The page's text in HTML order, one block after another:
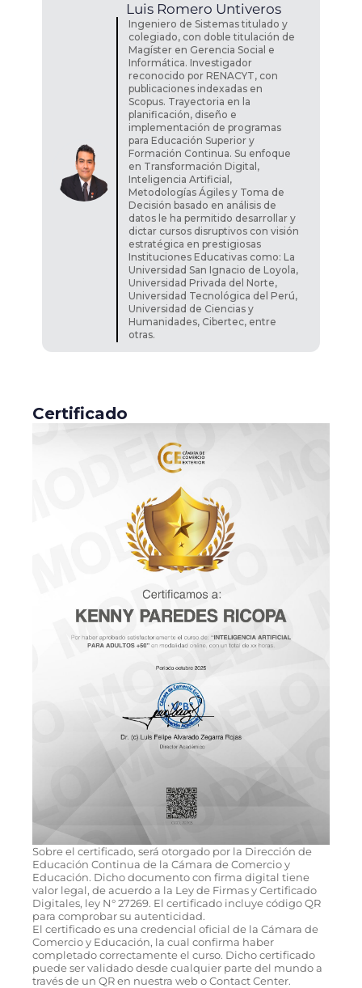
Luis Romero Untiveros
Ingeniero de Sistemas titulado y
colegiado, con doble titulación de
Magíster en Gerencia Social e
Informática. Investigador
reconocido por RENACYT, con
publicaciones indexadas en
Scopus. Trayectoria en la
planificación, diseño e
implementación de programas
para Educación Superior y
Formación Continua. Su enfoque
en Transformación Digital,
Inteligencia Artificial,
Metodologías Ágiles y Toma de
Decisión basado en análisis de
datos le ha permitido desarrollar y
dictar cursos disruptivos con visión
estratégica en prestigiosas
Instituciones Educativas como: La
Universidad San Ignacio de Loyola,
Universidad Privada del Norte,
Universidad Tecnológica del Perú,
Universidad de Ciencias y
Humanidades, Cibertec, entre
otras.
Certificado
Sobre el certificado, será otorgado por la Dirección de
Educación Continua de la Cámara de Comercio y
Educación. Dicho documento con firma digital tiene
valor legal, de acuerdo a la Ley de Firmas y Certificado
Digitales, ley N° 27269. El certificado incluye código QR
para comprobar su autenticidad.
El certificado es una credencial oficial de la Cámara de
Comercio y Educación, la cual confirma haber
completado correctamente el curso. Dicho certificado
puede ser validado desde cualquier parte del mundo a
través de un QR en nuestra web o Contact Center.